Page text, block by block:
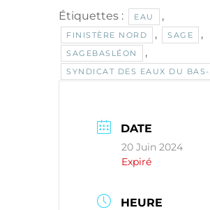
Étiquettes : EAU ,
FINISTÈRE NORD , SAGE ,
SAGEBASLÉON ,
SYNDICAT DES EAUX DU BAS-
DATE
20 Juin 2024
Expiré
HEURE